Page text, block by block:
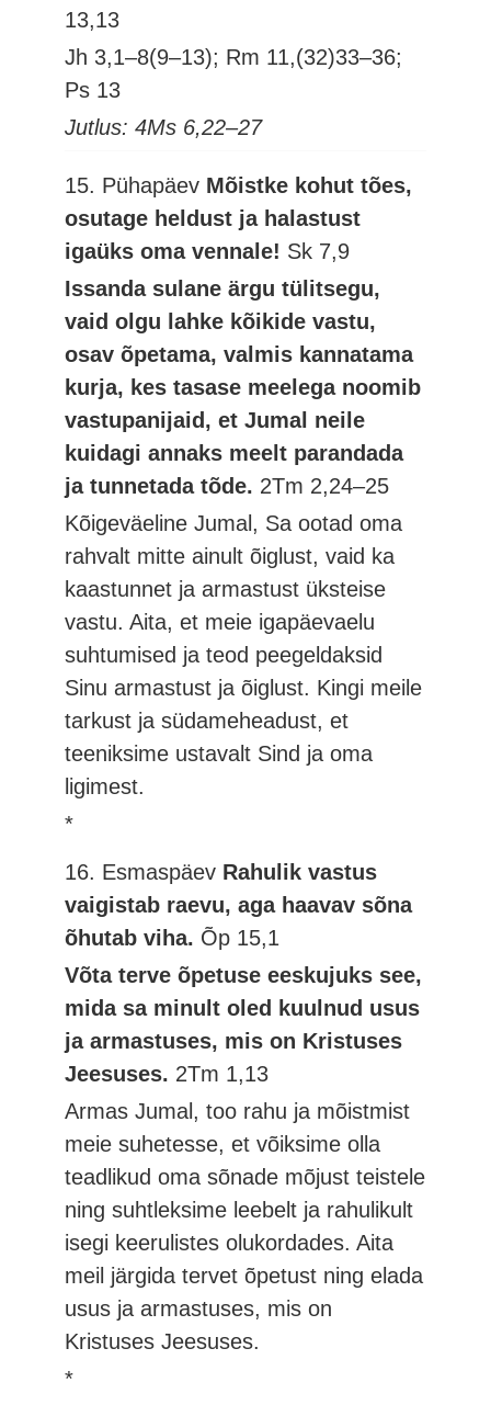
13,13
Jh 3,1–8(9–13); Rm 11,(32)33–36;
Ps 13
Jutlus: 4Ms 6,22–27
15. Pühapäev Mõistke kohut tões,
osutage heldust ja halastust
igaüks oma vennale! Sk 7,9
Issanda sulane ärgu tülitsegu,
vaid olgu lahke kõikide vastu,
osav õpetama, valmis kannatama
kurja, kes tasase meelega noomib
vastupanijaid, et Jumal neile
kuidagi annaks meelt parandada
ja tunnetada tõde. 2Tm 2,24–25
Kõigeväeline Jumal, Sa ootad oma
rahvalt mitte ainult õiglust, vaid ka
kaastunnet ja armastust üksteise
vastu. Aita, et meie igapäevaelu
suhtumised ja teod peegeldaksid
Sinu armastust ja õiglust. Kingi meile
tarkust ja südameheadust, et
teeniksime ustavalt Sind ja oma
ligimest.
*
16. Esmaspäev Rahulik vastus
vaigistab raevu, aga haavav sõna
õhutab viha. Õp 15,1
Võta terve õpetuse eeskujuks see,
mida sa minult oled kuulnud usus
ja armastuses, mis on Kristuses
Jeesuses. 2Tm 1,13
Armas Jumal, too rahu ja mõistmist
meie suhetesse, et võiksime olla
teadlikud oma sõnade mõjust teistele
ning suhtleksime leebelt ja rahulikult
isegi keerulistes olukordades. Aita
meil järgida tervet õpetust ning elada
usus ja armastuses, mis on
Kristuses Jeesuses.
*